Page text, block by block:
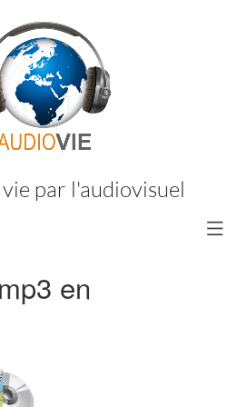
par l'audiovisuel
mp3 en